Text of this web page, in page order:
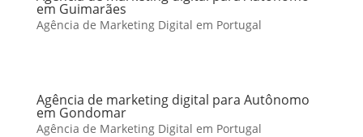
em Guimarães
Agência de Marketing Digital em Portugal
Agência de marketing digital para Autônomo
em Gondomar
Agência de Marketing Digital em Portugal